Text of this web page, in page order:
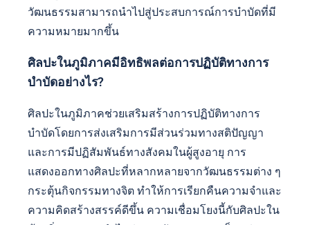
วัฒนธรรมสามารถนำไปสู่ประสบการณ์การบำบัดที่มี
ความหมายมากขึ้น
ศิลปะในภูมิภาคมีอิทธิพลต่อการปฏิบัติทางการ
บำบัดอย่างไร?
ศิลปะในภูมิภาคช่วยเสริมสร้างการปฏิบัติทางการ
บำบัดโดยการส่งเสริมการมีส่วนร่วมทางสติปัญญา
และการมีปฏิสัมพันธ์ทางสังคมในผู้สูงอายุ การ
แสดงออกทางศิลปะที่หลากหลายจากวัฒนธรรมต่าง ๆ
กระตุ้นกิจกรรมทางจิต ทำให้การเรียกคืนความจำและ
ความคิดสร้างสรรค์ดีขึ้น ความเชื่อมโยงนี้กับศิลปะใน